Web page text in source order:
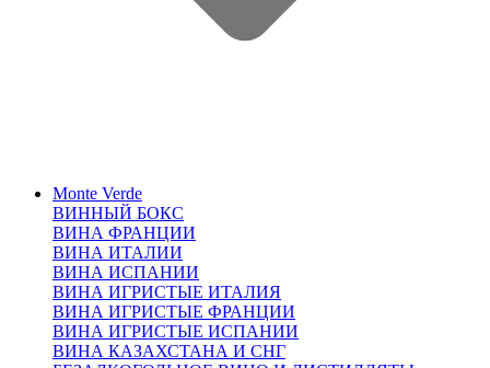
Monte Verde
ВИННЫЙ БОКС
ВИНА ФРАНЦИИ
ВИНА ИТАЛИИ
ВИНА ИСПАНИИ
ВИНА ИГРИСТЫЕ ИТАЛИЯ
ВИНА ИГРИСТЫЕ ФРАНЦИИ
ВИНА ИГРИСТЫЕ ИСПАНИИ
ВИНА КАЗАХСТАНА И СНГ